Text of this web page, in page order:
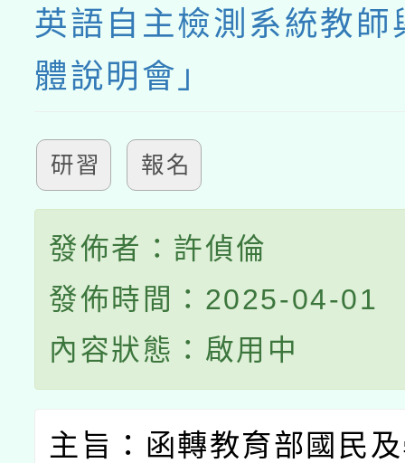
英語自主檢測系統教師
體說明會」
研習 報名
發佈者：許偵倫
發佈時間：2025-04-01
內容狀態：啟用中
主旨：函轉教育部國民